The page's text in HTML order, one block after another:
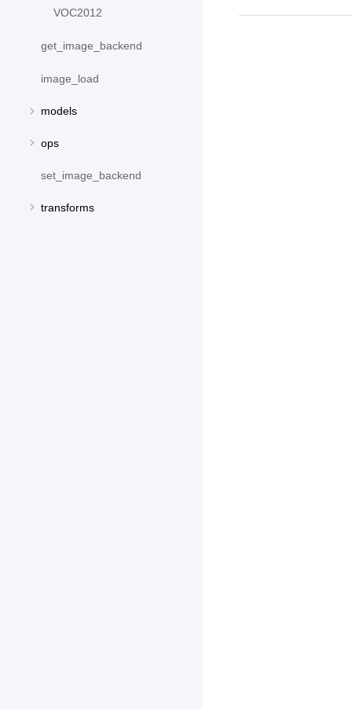
VOC2012
get_image_backend
image_load
models
ops
set_image_backend
transforms